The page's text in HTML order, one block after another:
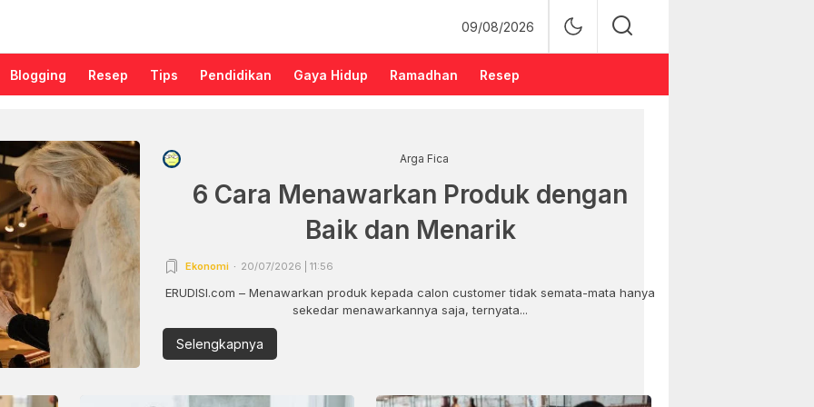
09/08/2026
Blogging Resep Tips Pendidikan Gaya Hidup Ramadhan Resep
Arga Fica
6 Cara Menawarkan Produk dengan
Baik dan Menarik
Ekonomi 20/07/2026 | 11:56
ERUDISI.com – Menawarkan produk kepada calon customer tidak semata-mata hanya
sekedar menawarkannya saja, ternyata...
Selengkapnya